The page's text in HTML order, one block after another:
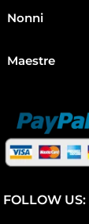
Nonni
Maestre
FOLLOW US: